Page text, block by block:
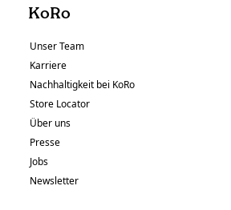
KoRo
Unser Team
Karriere
Nachhaltigkeit bei KoRo
Store Locator
Über uns
Presse
Jobs
Newsletter